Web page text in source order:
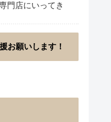
門店にいってき
お願いします！